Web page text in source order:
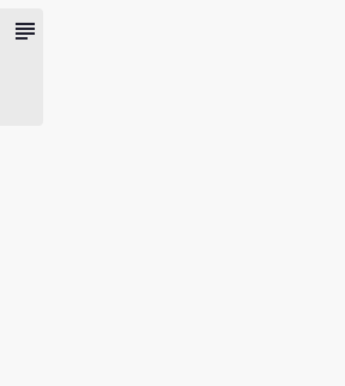
subject